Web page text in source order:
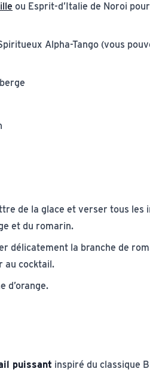
ou Esprit-d’Italie de Noroi
Alpha-Tango (vous
de la glace et verser tous les
et du romarin.
délicatement la branche de
au cocktail.
d’orange.
puissant inspiré du classique